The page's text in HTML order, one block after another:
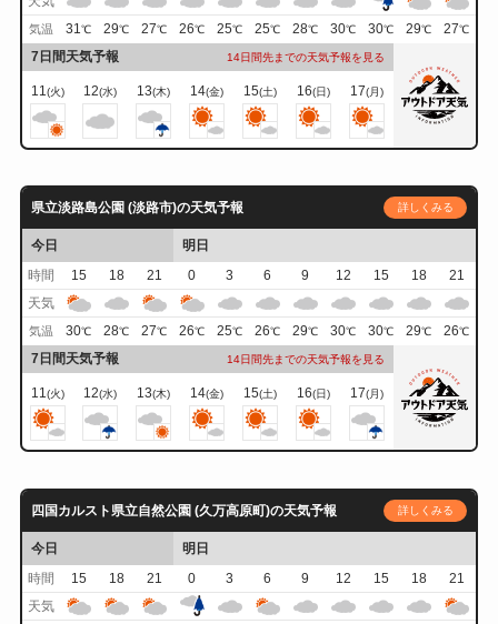
気温 31℃ 29℃ 27℃ 26℃ 25℃ 25℃ 28℃ 30℃ 30℃ 29℃ 27℃
7日間天気予報 14日間先までの天気予報を見る
11(火) 12(水) 13(木) 14(金) 15(土) 16(日) 17(月)
県立淡路島公園 (淡路市)の天気予報 詳しくみる
今日
明日
時間
15 18 21 0 3 6 9 12 15 18
21
天気
気温 30℃ 28℃ 27℃ 26℃ 25℃ 26℃ 29℃ 30℃ 30℃ 29℃ 26℃
7日間天気予報 14日間先までの天気予報を見る
11(火) 12(水) 13(木) 14(金) 15(土) 16(日) 17(月)
四国カルスト県立自然公園 (久万高原町)の天気予報 詳しくみる
今日
明日
時間
15 18 21 0 3 6 9 12 15 18
21
天気